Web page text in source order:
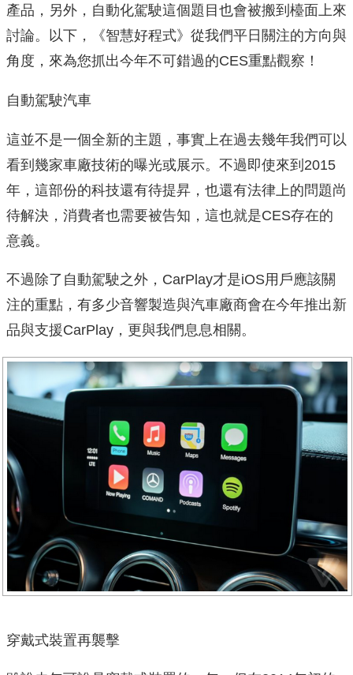
產品，另外，自動化駕駛這個題目也會被搬到檯面上來
討論。以下，《智慧好程式》從我們平日關注的方向與
角度，來為您抓出今年不可錯過的CES重點觀察！
自動駕駛汽車
這並不是一個全新的主題，事實上在過去幾年我們可以
看到幾家車廠技術的曝光或展示。不過即使來到2015
年，這部份的科技還有待提昇，也還有法律上的問題尚
待解決，消費者也需要被告知，這也就是CES存在的
意義。
不過除了自動駕駛之外，CarPlay才是iOS用戶應該關
注的重點，有多少音響製造與汽車廠商會在今年推出新
品與支援CarPlay，更與我們息息相關。
穿戴式裝置再襲擊